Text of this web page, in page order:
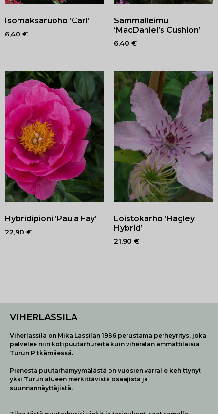
Isomaksaruoho ‘Carl’
6,40 €
Sammalleimu
‘MacDaniel’s Cushion’
6,40 €
Hybridipioni ‘Paula Fay’
22,90 €
Loistokärhö ‘Hagley
Hybrid’
21,90 €
VIHERLASSILA
Viherlassila on Mika Lassilan 1986 perustama perheyritys, joka
palvelee niin kotipuutarhureita kuin viheralan ammattilaisia
Turun Pitkämäessä.
Pienestä puutarhamyymälästä on vuosien varralle kehittynyt
yksi Turun alueen merkittävistä osaajista ja
suunnannäyttäjistä.